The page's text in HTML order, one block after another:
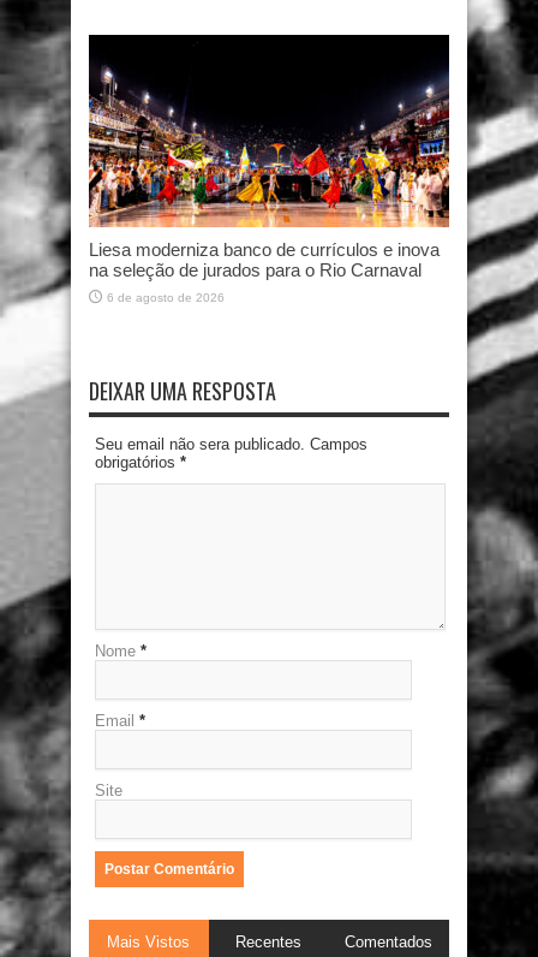
Liesa moderniza banco de currículos e inova
na seleção de jurados para o Rio Carnaval
6 de agosto de 2026
DEIXAR UMA RESPOSTA
Seu email não sera publicado. Campos
obrigatórios *
Nome *
Email *
Site
Mais Vistos Recentes Comentados